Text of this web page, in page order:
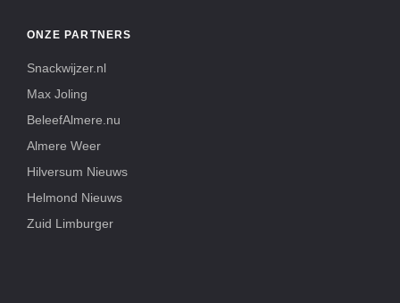
ONZE PARTNERS
Snackwijzer.nl
Max Joling
BeleefAlmere.nu
Almere Weer
Hilversum Nieuws
Helmond Nieuws
Zuid Limburger